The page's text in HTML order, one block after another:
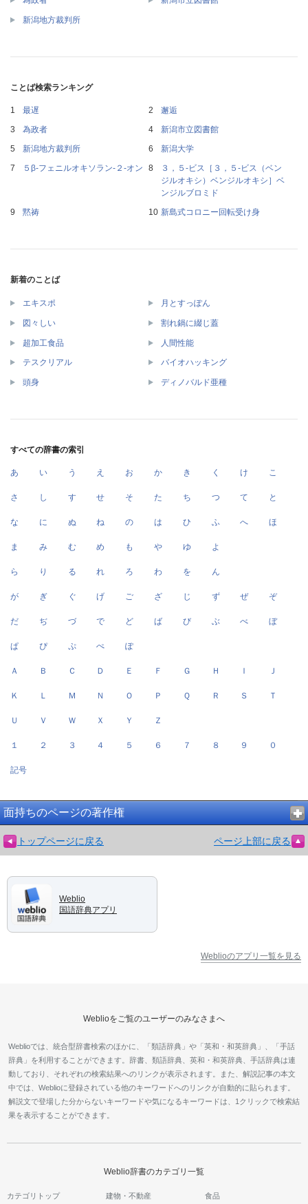
新潟地方裁判所
ことば検索ランキング
最遅
邂逅
為政者
新潟市立図書館
新潟地方裁判所
新潟大学
５β‐フェニルオキソラン‐２‐オン
３，５‐ビス［３，５‐ビス（ベン
ジルオキシ）ベンジルオキシ］ベ
ンジルブロミド
黙祷
新島式コロニー回転受け身
新着のことば
エキスポ 月とすっぽん
図々しい 割れ鍋に綴じ蓋
超加工食品 人間性能
テスクリアル バイオハッキング
頭身 ディノバルド亜種
すべての辞書の索引
あ い う え お か き く け こ
さ し す せ そ た ち つ て と
な に ぬ ね の は ひ ふ へ ほ
ま み む め も や ゆ よ
ら り る れ ろ わ を ん
が ぎ ぐ げ ご ざ じ ず ぜ ぞ
だ ぢ づ で ど ば び ぶ べ ぼ
ぱ ぴ ぷ ぺ ぽ
Ａ Ｂ Ｃ Ｄ Ｅ Ｆ Ｇ Ｈ Ｉ Ｊ
Ｋ Ｌ Ｍ Ｎ Ｏ Ｐ Ｑ Ｒ Ｓ Ｔ
Ｕ Ｖ Ｗ Ｘ Ｙ Ｚ
１ ２ ３ ４ ５ ６ ７ ８ ９ ０
記号
面持ちのページの著作権
トップページに戻る ページ上部に戻る
Weblio
国語辞典アプリ
Weblioのアプリ一覧を見る
Weblioをご覧のユーザーのみなさまへ
Weblioでは、統合型辞書検索のほかに、「類語辞典」や「英和・和英辞典」、「手話
辞典」を利用することができます。辞書、類語辞典、英和・和英辞典、手話辞典は連
動しており、それぞれの検索結果へのリンクが表示されます。また、解説記事の本文
中では、Weblioに登録されている他のキーワードへのリンクが自動的に貼られます。
解説文で登場した分からないキーワードや気になるキーワードは、1クリックで検索結
果を表示することができます。
Weblio辞書のカテゴリ一覧
カテゴリトップ 建物・不動産 食品